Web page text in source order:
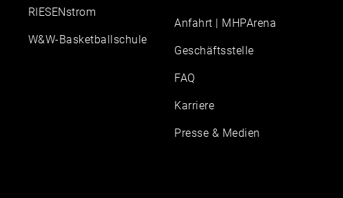
RIESENstrom
W&W-Basketballschule
Anfahrt | MHPArena
Geschäftsstelle
FAQ
Karriere
Presse & Medien